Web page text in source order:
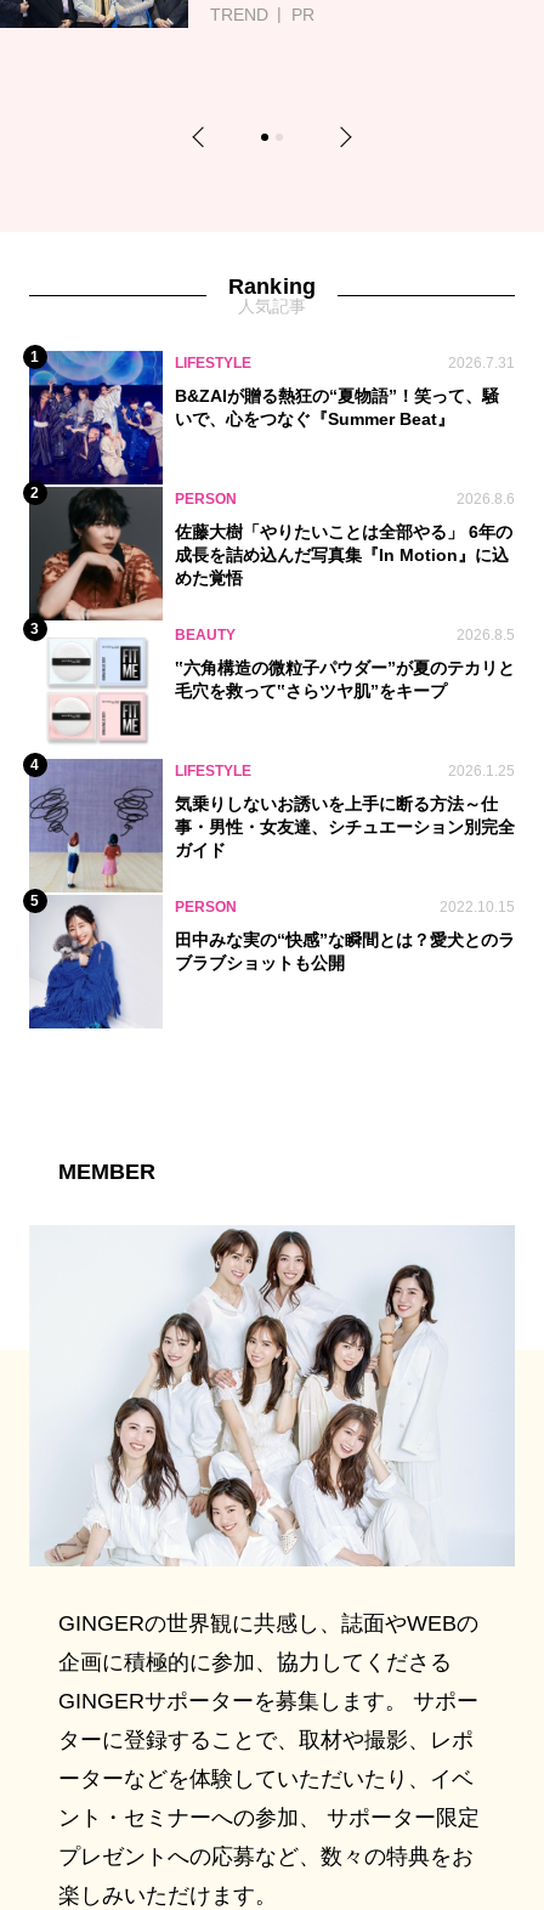
TREND
PR
Previous 1 2 Next
Ranking
人気記事
1 LIFESTYLE 2026.7.31
B&ZAIが贈る熱狂の“夏物語”！笑って、騒
いで、心をつなぐ『Summer Beat』
2 PERSON 2026.8.6
佐藤大樹「やりたいことは全部やる」 6年の
成長を詰め込んだ写真集『In Motion』に込
めた覚悟
3 BEAUTY 2026.8.5
‟六角構造の微粒子パウダー”が夏のテカリと
毛穴を救って‟さらツヤ肌”をキープ
4 LIFESTYLE 2026.1.25
気乗りしないお誘いを上手に断る方法～仕
事・男性・女友達、シチュエーション別完全
ガイド
5 PERSON 2022.10.15
田中みな実の“快感”な瞬間とは？愛犬とのラ
ブラブショットも公開
MEMBER
GINGERの世界観に共感し、誌面やWEBの
企画に積極的に参加、協力してくださる
GINGERサポーターを募集します。 サポー
ターに登録することで、取材や撮影、レポ
ーターなどを体験していただいたり、イベ
ント・セミナーへの参加、 サポーター限定
プレゼントへの応募など、数々の特典をお
楽しみいただけます。